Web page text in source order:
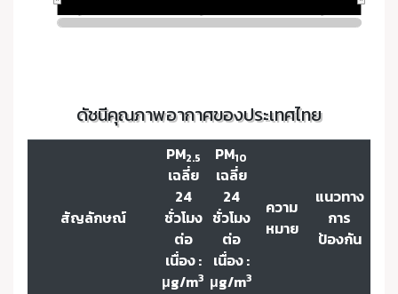
ดัชนีคุณภาพอากาศของประเทศไทย
สัญลักษณ์
PM2.5
เฉลี่ย
24
ชั่วโมง
ต่อ
เนื่อง :
μg/m3
PM10
เฉลี่ย
24
ชั่วโมง
ต่อ
เนื่อง :
μg/m3
ความ
หมาย
แนวทาง
การ
ป้องกัน